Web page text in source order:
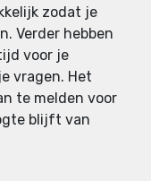
zodat je
Verder hebben
voor je
vragen. Het
te melden voor
blijft van